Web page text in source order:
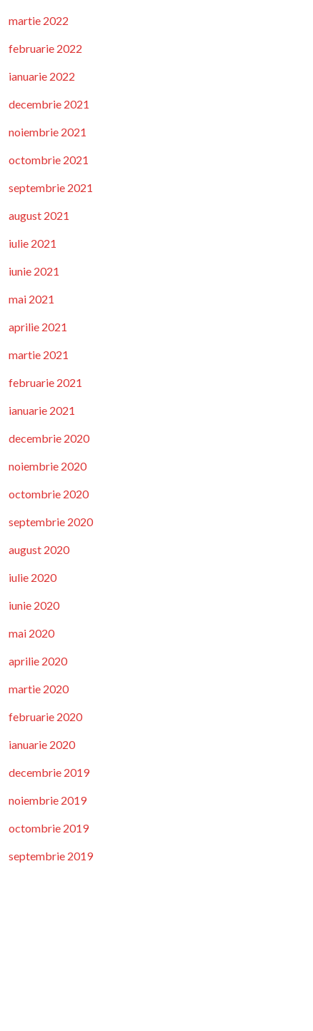
martie 2022
februarie 2022
ianuarie 2022
decembrie 2021
noiembrie 2021
octombrie 2021
septembrie 2021
august 2021
iulie 2021
iunie 2021
mai 2021
aprilie 2021
martie 2021
februarie 2021
ianuarie 2021
decembrie 2020
noiembrie 2020
octombrie 2020
septembrie 2020
august 2020
iulie 2020
iunie 2020
mai 2020
aprilie 2020
martie 2020
februarie 2020
ianuarie 2020
decembrie 2019
noiembrie 2019
octombrie 2019
septembrie 2019